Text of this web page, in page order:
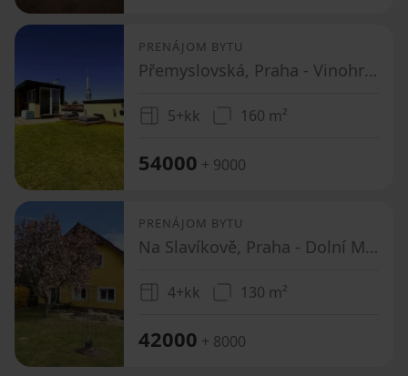
PRENÁJOM BYTU
Přemyslovská, Praha - Vinohrady
5+kk 160 m²
54000 + 9000
PRENÁJOM BYTU
Na Slavíkově, Praha - Dolní Měcholupy
4+kk 130 m²
42000 + 8000